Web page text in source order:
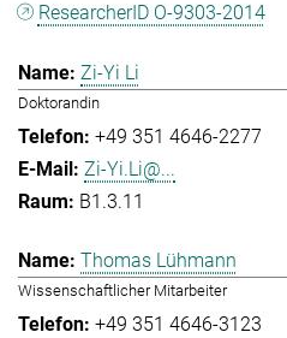
ResearcherID O-9303-2014
Zi-Yi Li
Doktorandin
+49 351 4646-2277
Zi-Yi.Li@...
B1.3.11
Thomas Lühmann
Wissenschaftlicher Mitarbeiter
+49 351 4646-3123